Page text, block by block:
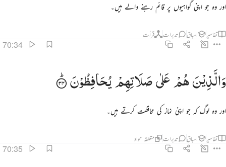
اور وہ جو اپنی گواہیوں پر قائم رہنے والے ہیں۔
تفاسیر اسباق تدبرات قرأت
70:34
والذين هم على صلاتهم يحافظون ٣٤
وَٱلَّذِينَ هُمْ عَلَىٰ صَلَاتِهِمْ يُحَافِظُونَ ٣٤
وَالَّذِیْنَهُمْعَلٰیصَلَاتِهِمْیُحَافِظُوْنَ
اور وہ لوگ کہ جو اپنی نماز کی محافظت کرتے ہیں۔
تفاسیر اسباق تدبرات متعلقہ مواد
70:35